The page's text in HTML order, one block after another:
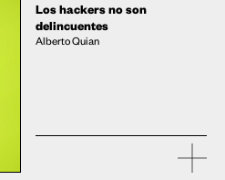
Los hackers no son
delincuentes
Alberto Quian